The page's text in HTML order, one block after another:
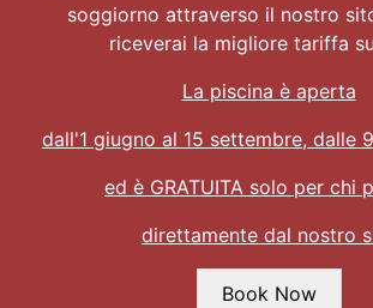
soggiorno attraverso il nostro
riceverai la migliore tariffa
La piscina è aperta
dall'1 giugno al 15 settembre, dalle
ed è GRATUITA solo per chi
direttamente dal nostro